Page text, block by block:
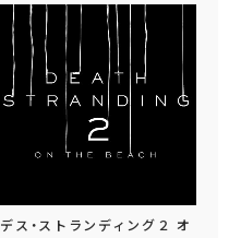
デス・ストランディング２ オ